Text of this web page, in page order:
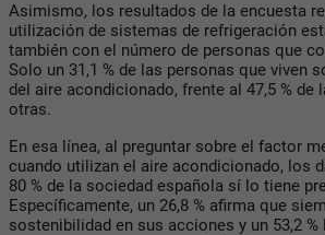
Asimismo, los resultados de la encuesta
utilización de sistemas de refrigeración
también con el número de personas que
Solo un 31,1 % de las personas que viven
del aire acondicionado, frente al 47,5 % de
otras.
En esa línea, al preguntar sobre el factor
cuando utilizan el aire acondicionado, los
80 % de la sociedad española sí lo tiene
Específicamente, un 26,8 % afirma que
sostenibilidad en sus acciones y un 53,2